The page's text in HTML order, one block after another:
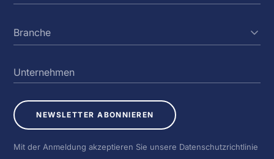
NEWSLETTER ABONNIEREN
Mit der Anmeldung akzeptieren Sie unsere Datenschutzrichtlinie